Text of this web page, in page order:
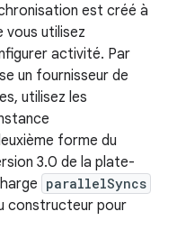
est créé à
vous utilisez
activité. Par
un fournisseur de
utilisez les
forme du
3.0 de la plate-
parallelSyncs
constructeur pour